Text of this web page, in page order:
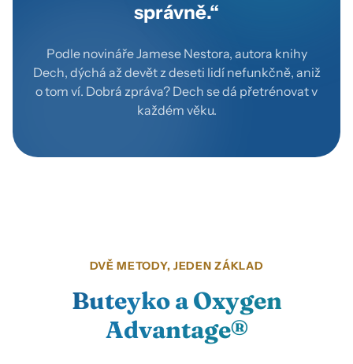
správně.“
Podle novináře Jamese Nestora, autora knihy
Dech, dýchá až devět z deseti lidí nefunkčně, aniž
o tom ví. Dobrá zpráva? Dech se dá přetrénovat v
každém věku.
DVĚ METODY, JEDEN ZÁKLAD
Buteyko a Oxygen
Advantage®